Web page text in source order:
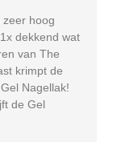
zeer hoog
dekkend wat
van The
krimpt de
Nagellak!
de Gel